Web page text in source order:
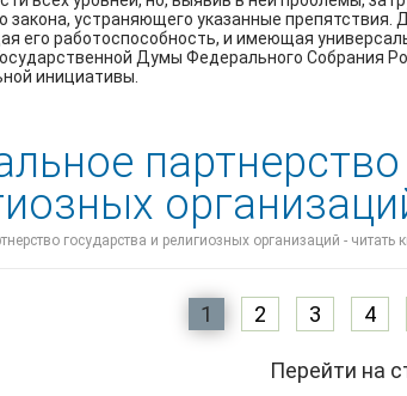
закона, устраняющего указанные
его работоспособность, и имеющая
Думы Федерального Собрания
инициативы.
государства и религиозных организаций - читать
1 2 3 4
Перейти на